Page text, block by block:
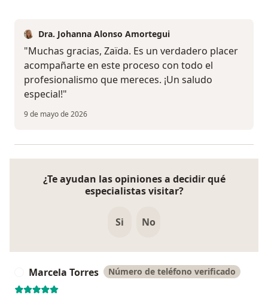
Dra. Johanna Alonso Amortegui
"Muchas gracias, Zaïda. Es un verdadero placer
acompañarte en este proceso con todo el
profesionalismo que mereces. ¡Un saludo
especial!"
9 de mayo de 2026
¿Te ayudan las opiniones a decidir qué
especialistas visitar?
Si No
Marcela Torres Número de teléfono verificado